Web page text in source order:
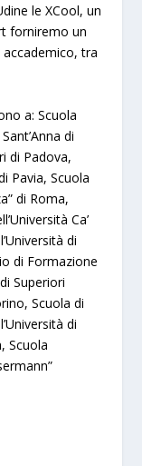
le XCool, un
forniremo un
tra
a: Scuola
di
di Padova,
Pavia, Scuola
di Roma,
Ca’
di
di Formazione
Superiori
Scuola di
di
Scuola